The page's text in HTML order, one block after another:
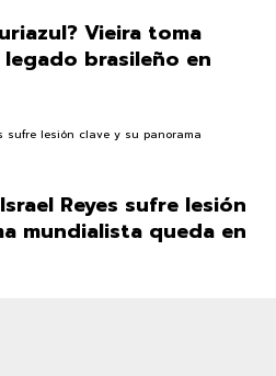
Vieira toma
brasileño en
Reyes sufre lesión
mundialista queda en